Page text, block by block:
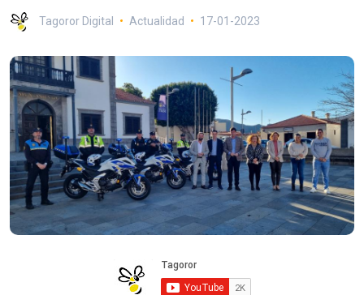
Tagoror Digital Actualidad 17-01-2023